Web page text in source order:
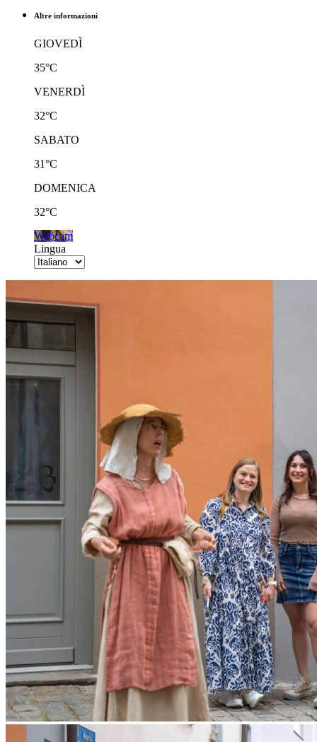
Altre informazioni
GIOVEDÌ
35°C
VENERDÌ
32°C
SABATO
31°C
DOMENICA
32°C
Webcam
Lingua